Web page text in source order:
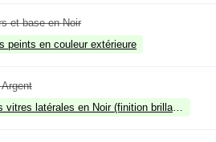
et base en Noir
peints en couleur extérieure
vitres latérales en Noir (finition brillante)